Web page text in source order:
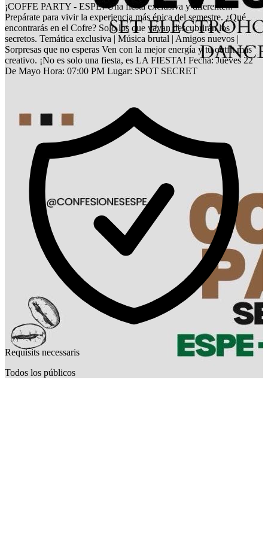
¡COFFE PARTY - ESPE! Una fiesta exclusiva y diferente...
Prepárate para vivir la experiencia más épica del semestre. ¿Qué
encontrarás en el Cofre? Solo los que vayan descubrirán los
secretos. Temática exclusiva | Música brutal | Amigos nuevos |
Sorpresas que no esperas Ven con la mejor energía y tu outfit más
creativo. ¡No es solo una fiesta, es LA FIESTA! Fecha: Jueves 22
De Mayo Hora: 07:00 PM Lugar: SPOT SECRET
Requisits necessaris
Todos los públicos